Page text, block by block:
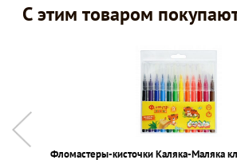
С этим товаром
Фломастеры-кисточки Каляка-Маляка